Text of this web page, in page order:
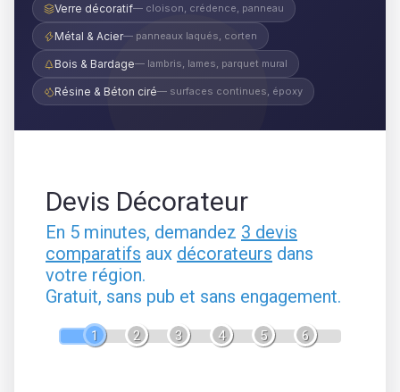
Verre décoratif— cloison, crédence, panneau
Métal & Acier— panneaux laqués, corten
Bois & Bardage— lambris, lames, parquet mural
Résine & Béton ciré— surfaces continues, époxy
Devis Décorateur
En 5 minutes, demandez 3 devis
comparatifs aux décorateurs dans
votre région.
Gratuit, sans pub et sans engagement.
1 2 3 4 5 6